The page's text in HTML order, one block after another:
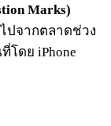
Marks)
ปจากตลาดช่วง
โดย iPhone